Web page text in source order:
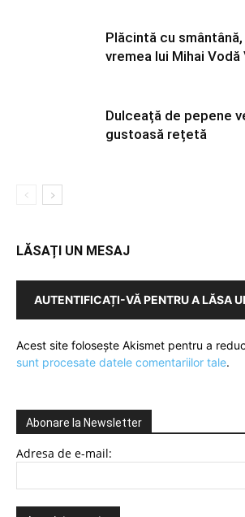
Plăcintă cu
vremea lui Mihai Vodă
Dulceață de pepene
gustoasă rețetă
LĂSAȚI UN MESAJ
AUTENTIFICAȚI-VĂ PENTRU A LĂSA
Acest site folosește Akismet pentru a
sunt procesate datele comentariilor tale.
Abonare la Newsletter
Adresa de e-mail: